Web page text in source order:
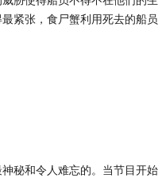
紧张，食尸蟹利用死去的船员
秘和令人难忘的。当节目开始